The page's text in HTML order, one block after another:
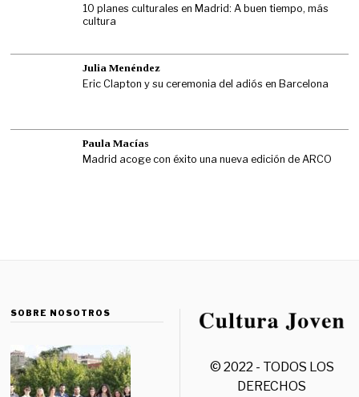
10 planes culturales en Madrid: A buen tiempo, más
cultura
Julia Menéndez
Eric Clapton y su ceremonia del adiós en Barcelona
Paula Macías
Madrid acoge con éxito una nueva edición de ARCO
SOBRE NOSOTROS
© 2022 - TODOS LOS
DERECHOS